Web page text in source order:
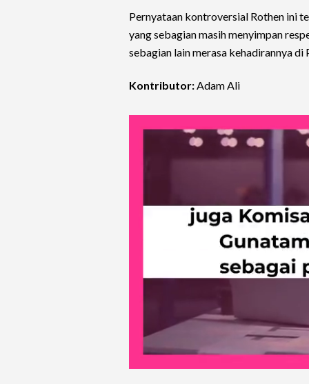
Pernyataan kontroversial Rothen ini
yang sebagian masih menyimpan
sebagian lain merasa kehadirannya
Kontributor:Adam Ali